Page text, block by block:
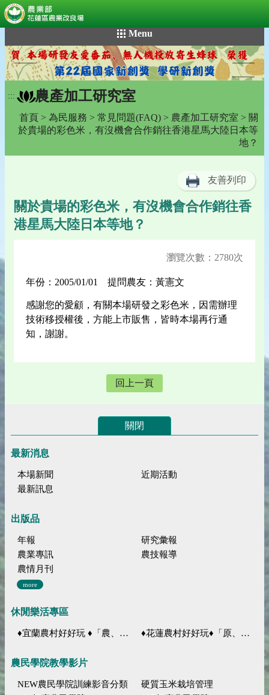
到
主
要
內
容
Menu
::: 農產加工研究室
首頁 > 為民服務 > 常見問題(FAQ) > 農產加工研究室 > 關
於貴場的彩色米，有沒機會合作銷往香港星馬大陸日本等
地？
友善列印
關於貴場的彩色米，有沒機會合作銷往香
港星馬大陸日本等地？
瀏覽次數：2780次
年份：2005/01/01 提問農友：黃憲文
感謝您的愛顧，有關本場研發之彩色米，因需辦理
技術移授權後，方能上市販售，皆時本場再行通
知，謝謝。
回上一頁
關閉
最新消息
本場新聞
近期活動
最新訊息
出版品
年報
研究彙報
農業專訊
農技報導
農情月刊
more
休閒樂活專區
♦宜蘭農村好好玩 ♦「農、藝、山、水」四條遊程推薦 ♦花蓮農村好好玩♦「原、生、慢、活」四條遊程推薦
農民學院教學影片
NEW農民學院訓練影音分類
硬質玉米栽培管理